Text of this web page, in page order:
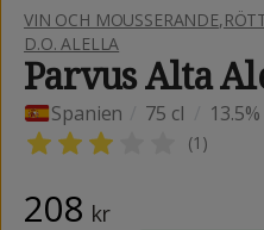
VIN OCH MOUSSERANDE,
D.O. ALELLA
Parvus Alta
Spanien 75 cl 13.5%
(1 )
208 kr